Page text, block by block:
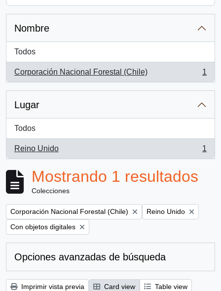
Nombre
Todos
Corporación Nacional Forestal (Chile)
, 1 resultados
1
Lugar
Todos
Reino Unido
, 1 resultados
1
Mostrando 1 resultados
Colecciones
Remove filter:
Corporación Nacional Forestal (Chile) Remove filter:
Reino Unido
Remove filter:
Con objetos digitales
Opciones avanzadas de búsqueda
Imprimir vista previa Card view
Table view